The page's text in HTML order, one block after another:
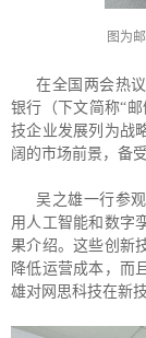
图为
在全国两会热
银行（下文简称“
技企业发展列为战
阔的市场前景，备
吴之雄一行参
用人工智能和数字
果介绍。这些创新
降低运营成本，而
雄对网思科技在新